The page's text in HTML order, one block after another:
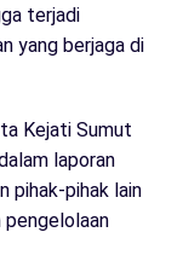
terjadi
yang berjaga di
Kejati Sumut
laporan
pihak-pihak lain
pengelolaan